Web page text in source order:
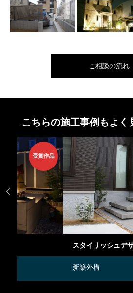
ご相談の流れ
こちらの施工事例もよく
スタイリッシュデザイン外構
